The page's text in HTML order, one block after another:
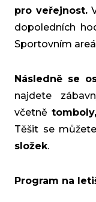
pro veřejnost.
dopoledních
Sportovním
Následně se
najdete
včetně
Těšit se
složek.
Program na